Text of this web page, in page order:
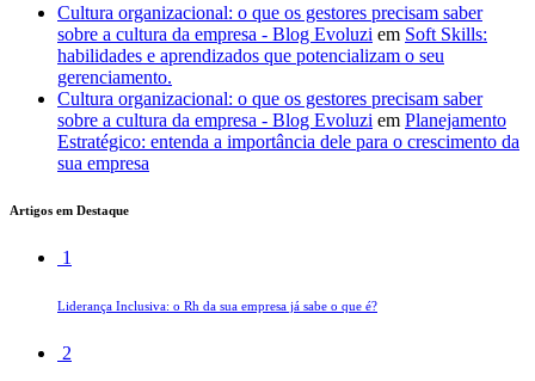
Cultura organizacional: o que os gestores precisam saber
sobre a cultura da empresa - Blog Evoluzi em Soft Skills:
habilidades e aprendizados que potencializam o seu
gerenciamento.
Cultura organizacional: o que os gestores precisam saber
sobre a cultura da empresa - Blog Evoluzi em Planejamento
Estratégico: entenda a importância dele para o crescimento da
sua empresa
Artigos em Destaque
1
Liderança Inclusiva: o Rh da sua empresa já sabe o que é?
2